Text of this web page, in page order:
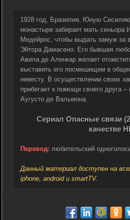
1928 год, Бразилия. Юную
монастыре забирает мать сеньора
Медейрос, чтобы выдать замуж за
Эйтора Дамасено. Его бывшая
Авила де Аленкар желает
выставить его посмешищем в
невесту. В осуществлении своих
прибегает к помощи своего друга –
Аугусто де Вальмона.
Сериал Опасные связи
качестве
Перевод: любительский
Данный материал доступен на
iphone, android и smartTV.